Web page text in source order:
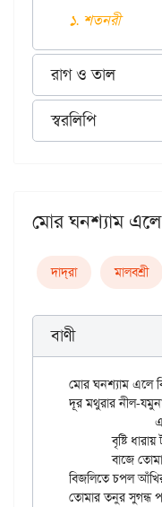
১. শতনরী
রাগ ও তাল
স্বরলিপি
মোর ঘনশ্যাম
দাদ্‌রা মালবশ্রী
বাণী
মোর ঘনশ্যাম এলে
দূর মথুরার নীল-
	বৃষ্টি ধারায় টাপুর টুপুর
	বাজে তোমার সোনার নূপুর,
বিজলিতে চপল
তোমার তনুর সুগন্ধ